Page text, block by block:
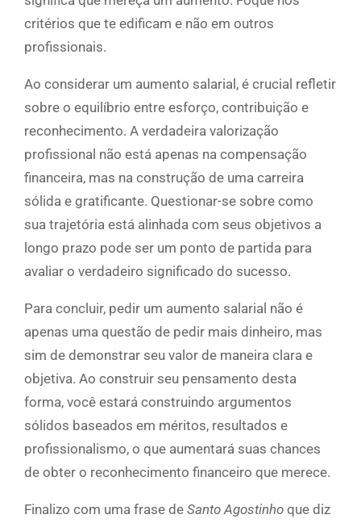
critérios que te edificam e não em outros
profissionais.
Ao considerar um aumento salarial, é crucial refletir
sobre o equilíbrio entre esforço, contribuição e
reconhecimento. A verdadeira valorização
profissional não está apenas na compensação
financeira, mas na construção de uma carreira
sólida e gratificante. Questionar-se sobre como
sua trajetória está alinhada com seus objetivos a
longo prazo pode ser um ponto de partida para
avaliar o verdadeiro significado do sucesso.
Para concluir, pedir um aumento salarial não é
apenas uma questão de pedir mais dinheiro, mas
sim de demonstrar seu valor de maneira clara e
objetiva. Ao construir seu pensamento desta
forma, você estará construindo argumentos
sólidos baseados em méritos, resultados e
profissionalismo, o que aumentará suas chances
de obter o reconhecimento financeiro que merece.
Finalizo com uma frase de Santo Agostinho que diz